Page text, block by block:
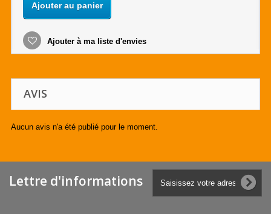
Ajouter au panier
Ajouter à ma liste d'envies
AVIS
Aucun avis n'a été publié pour le moment.
Lettre d'informations